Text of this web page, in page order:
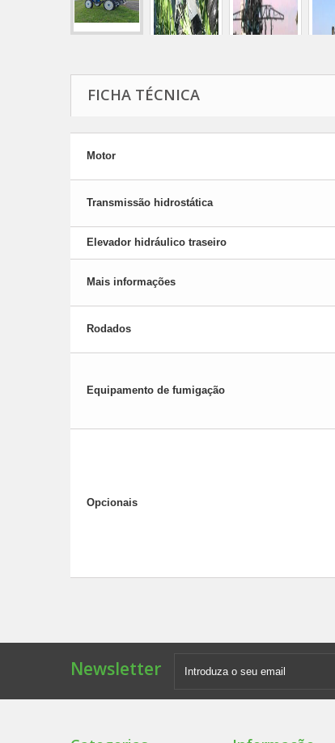
FICHA TÉCNICA
Motor
Transmissão hidrostática
Elevador hidráulico traseiro
Mais informações
Rodados
Equipamento de fumigação
Opcionais
Newsletter